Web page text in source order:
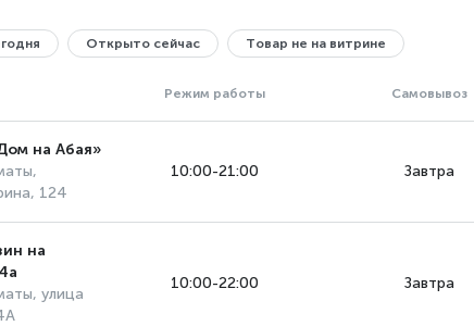
Открыто сейчас Товар не на витрине
Режим работы Самовывоз
на Абая»
124
10:00-21:00 Завтра
на
улица
10:00-22:00 Завтра